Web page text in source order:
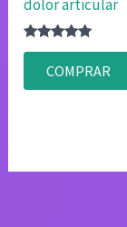
dolor articular
Valorado
4.75
de 5
COMPRAR